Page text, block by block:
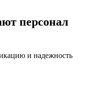
персонал
и надежность